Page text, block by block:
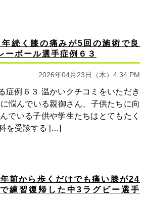
続く膝の痛みが5回の施術で良
ーボール選手症例６３
2026年04月23日（木）4:34 PM
症例６３ 温かいクチコミをいただき
悩んでいる親御さん、子供たちに向
でいる子供や学生たちはとてもたく
を受診する […]
前から歩くだけでも痛い膝が24
練習復帰した中3ラグビー選手